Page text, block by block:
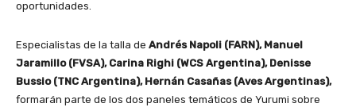
oportunidades.
Especialistas de la talla de Andrés Napoli (FARN), Manuel
Jaramillo (FVSA), Carina Righi (WCS Argentina), Denisse
Bussio (TNC Argentina), Hernán Casañas (Aves Argentinas),
formarán parte de los dos paneles temáticos de Yurumi sobre